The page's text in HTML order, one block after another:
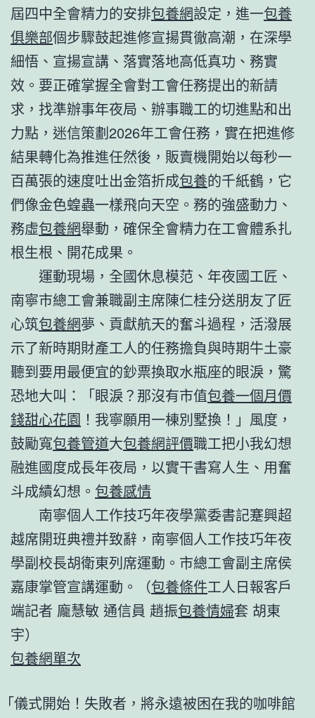
屆四中全會精力的安排包養網設定，進一包養
俱樂部個步驟鼓起進修宣揚貫徹高潮，在深學
細悟、宣揚宣講、落實落地高低真功、務實
效。要正確掌握全會對工會任務提出的新請
求，找準辦事年夜局、辦事職工的切進點和出
力點，迷信策劃2026年工會任務，實在把進修
結果轉化為推進任然後，販賣機開始以每秒一
百萬張的速度吐出金箔折成包養的千紙鶴，它
們像金色蝗蟲一樣飛向天空。務的強盛動力、
務虛包養網舉動，確保全會精力在工會體系扎
根生根、開花成果。
運動現場，全國休息模范、年夜國工匠、
南寧市總工會兼職副主席陳仁桂分送朋友了匠
心筑包養網夢、貢獻航天的奮斗過程，活潑展
示了新時期財產工人的任務擔負與時期牛土豪
聽到要用最便宜的鈔票換取水瓶座的眼淚，驚
恐地大叫：「眼淚？那沒有市值包養一個月價
錢甜心花園 ！我寧願用一棟別墅換！」風度，
鼓勵寬包養管道大包養網評價職工把小我幻想
融進國度成長年夜局，以實干書寫人生、用奮
斗成績幻想。 包養感情
南寧個人工作技巧年夜學黨委書記蹇興超
越席開班典禮并致辭，南寧個人工作技巧年夜
學副校長胡衛東列席運動。市總工會副主席侯
嘉康掌管宣講運動。（包養條件工人日報客戶
端記者 龐慧敏 通信員 趙振包養情婦套 胡東
宇）
包養網單次
「儀式開始！失敗者，將永遠被困在我的咖啡館